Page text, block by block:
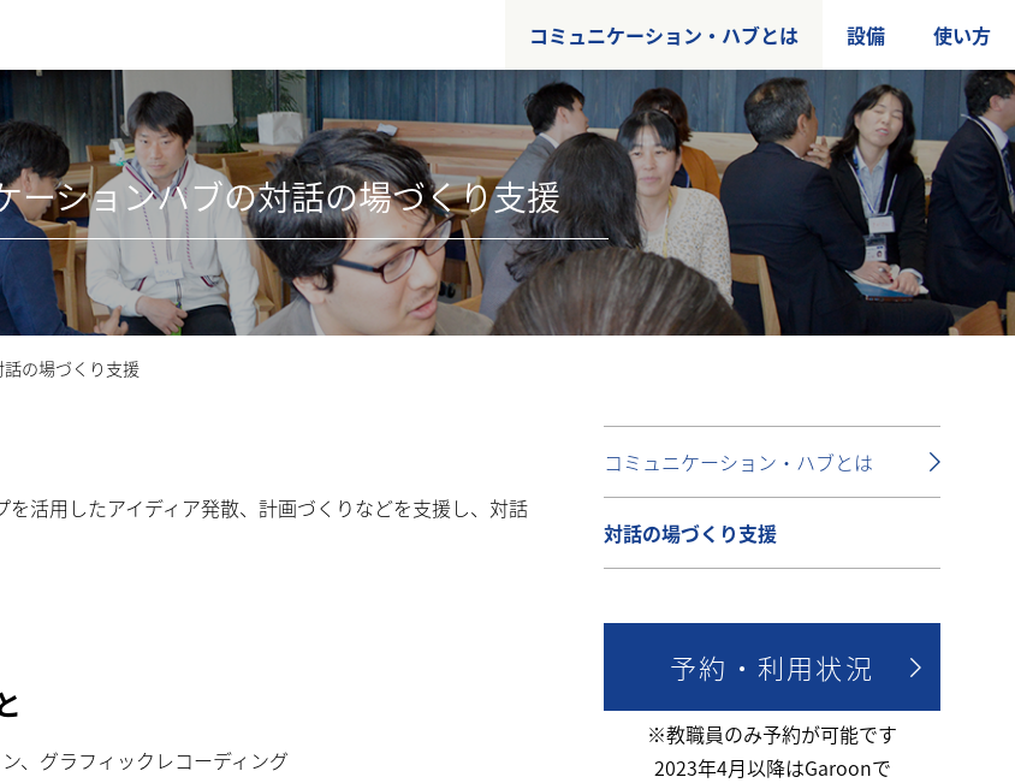
コミュニケーション・ハブとは 設備 使い方
ーションハブの対話の場づくり支援
の場づくり支援
活用したアイディア発散、計画づくりなどを支援し、対話
、グラフィックレコーディング
コミュニケーション・ハブとは
対話の場づくり支援
予約・利用状況
※教職員のみ予約が可能です
2023年4月以降はGaroonで